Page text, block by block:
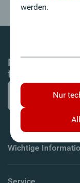
Mit dem
top informiert!
werden.
Nur
Wichtige
Service